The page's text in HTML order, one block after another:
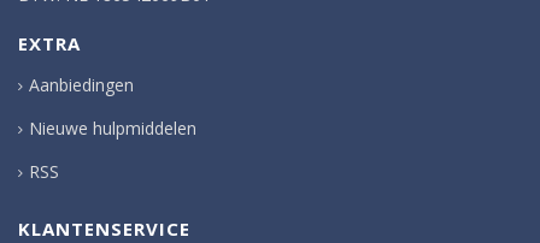
EXTRA
Aanbiedingen
Nieuwe hulpmiddelen
RSS
KLANTENSERVICE